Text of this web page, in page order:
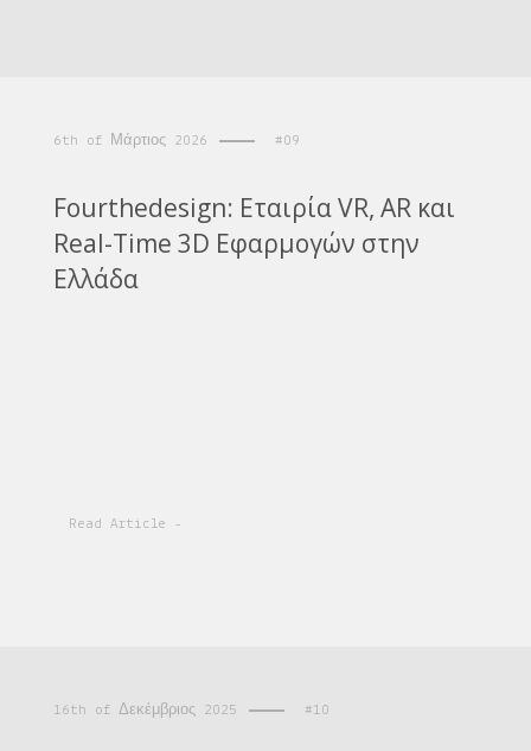
6th of Μάρτιος 2026 #09
Fourthedesign: Εταιρία VR, AR και
Real-Time 3D Εφαρμογών στην
Ελλάδα
Read Article -
16th of Δεκέμβριος 2025 #10